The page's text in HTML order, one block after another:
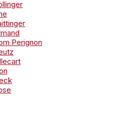
Perignon